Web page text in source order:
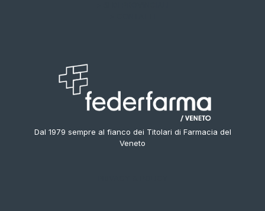
Dal 1979 sempre al fianco dei Titolari di Farmacia del
Veneto